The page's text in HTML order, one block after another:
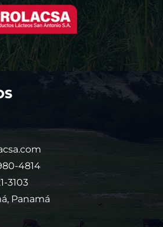
4814
3103
Panamá